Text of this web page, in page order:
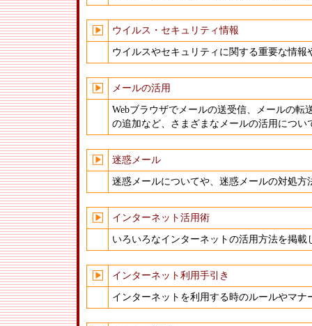
ウイルス・セキュリティ情報
ウイルスやセキュリティに関する重要な情報
メールの活用
Webブラウザでメールの送受信、メールの
の追加など、さまざまなメールの活用につい
迷惑メール
迷惑メールについてや、迷惑メールの対処方
インターネット活用術
いろいろなインターネットの活用方法を掲載
インターネット利用手引き
インターネットを利用する時のルールやマ